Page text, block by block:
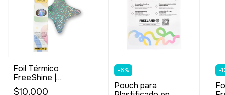
Foil Térmico
FreeShine |
Holográfico
$10.000
-6%
Pouch para
-